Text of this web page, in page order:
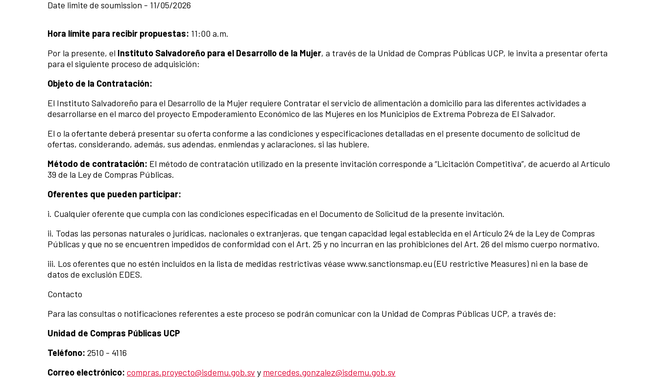
Date limite de soumission - 11/05/2026
Hora límite para recibir propuestas: 11:00 a.m.
Por la presente, el Instituto Salvadoreño para el Desarrollo de la Mujer, a través de la Unidad de Compras Públicas UCP, le invita a presentar oferta
para el siguiente proceso de adquisición:
Objeto de la Contratación:
El Instituto Salvadoreño para el Desarrollo de la Mujer requiere Contratar el servicio de alimentación a domicilio para las diferentes actividades a
desarrollarse en el marco del proyecto Empoderamiento Económico de las Mujeres en los Municipios de Extrema Pobreza de El Salvador.
El o la ofertante deberá presentar su oferta conforme a las condiciones y especificaciones detalladas en el presente documento de solicitud de
ofertas, considerando, además, sus adendas, enmiendas y aclaraciones, si las hubiere.
Método de contratación: El método de contratación utilizado en la presente invitación corresponde a “Licitación Competitiva”, de acuerdo al Artículo
39 de la Ley de Compras Públicas.
Oferentes que pueden participar:
i. Cualquier oferente que cumpla con las condiciones especificadas en el Documento de Solicitud de la presente invitación.
ii. Todas las personas naturales o jurídicas, nacionales o extranjeras, que tengan capacidad legal establecida en el Artículo 24 de la Ley de Compras
Públicas y que no se encuentren impedidos de conformidad con el Art. 25 y no incurran en las prohibiciones del Art. 26 del mismo cuerpo normativo.
iii. Los oferentes que no estén incluidos en la lista de medidas restrictivas véase www.sanctionsmap.eu (EU restrictive Measures) ni en la base de
datos de exclusión EDES.
Contacto
Para las consultas o notificaciones referentes a este proceso se podrán comunicar con la Unidad de Compras Públicas UCP, a través de:
Unidad de Compras Públicas UCP
Teléfono: 2510 - 4116
Correo electrónico: compras.proyecto@isdemu.gob.sv y mercedes.gonzalez@isdemu.gob.sv